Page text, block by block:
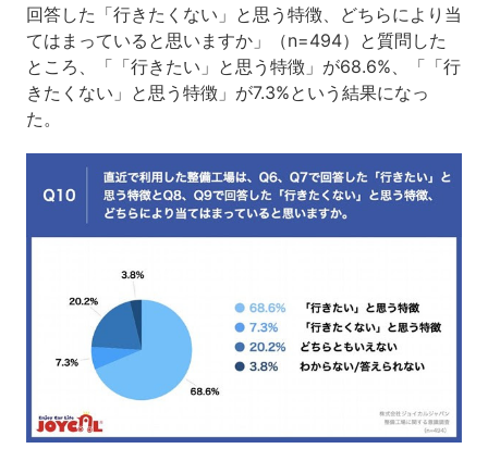
回答した「行きたくない」と思う特徴、どちらにより当
てはまっていると思いますか」（n=494）と質問した
ところ、「「行きたい」と思う特徴」が68.6%、「「行
きたくない」と思う特徴」が7.3%という結果になっ
た。